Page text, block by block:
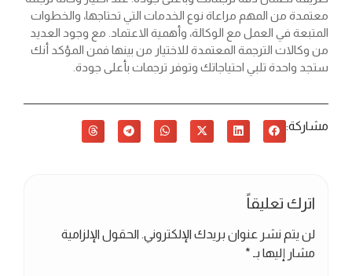
معتمدة من المهم مراعاة نوع الخدمات التي تحتاجها، والخطوات
المتبعة في العمل مع الوكالة، وأهمية الاعتماد. مع وجود العديد
من وكالات الترجمة المعتمدة للاختيار من بينها فمن المؤكد أنك
ستجد واحدة تلبي احتياجاتك وتوفر ترجمات بأعلى جودة.
مشاركة:
اترك تعليقاً
لن يتم نشر عنوان بريدك الإلكتروني. الحقول الإلزامية
مشار إليها بـ *